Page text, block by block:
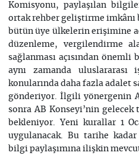
Komisyonu, paylaşılan
ortak rehber geliştirme imkânı
bütün üye ülkelerin erişimine
düzenleme, vergilendirme
sağlanması açısından
aynı zamanda uluslararası
konularında daha fazla adalet
gönderiyor. İlgili yönergenin
sonra AB Konseyi’nin
bekleniyor. Yeni kurallar 1
uygulanacak. Bu tarihe
bilgi paylaşımına ilişkin